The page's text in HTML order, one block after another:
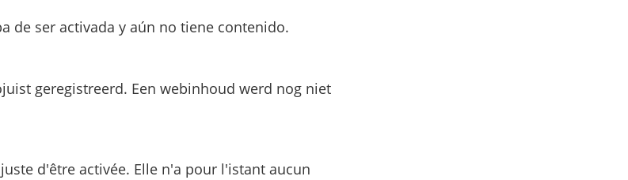
de ser activada y aún no tiene contenido.
geregistreerd. Een webinhoud werd nog niet
d'être activée. Elle n'a pour l'istant aucun